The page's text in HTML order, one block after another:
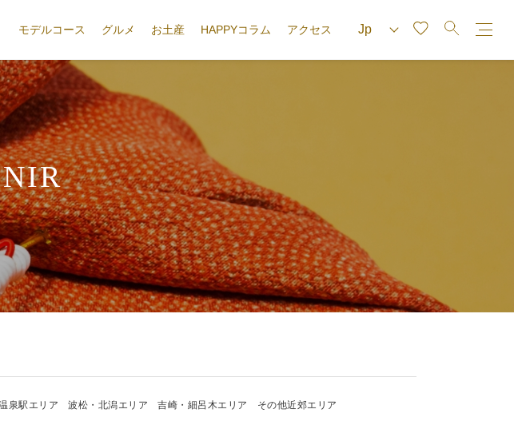
モデルコース グルメ お土産 HAPPYコラム アクセス
泉駅エリア 波松・北潟エリア 吉崎・細呂木エリア その他近郊エリア